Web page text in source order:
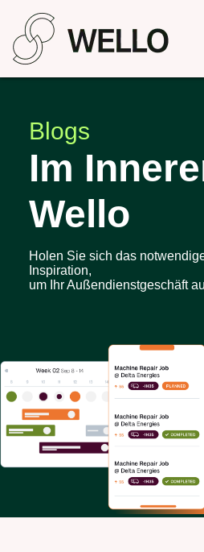
Blogs
Im
Wello
Holen Sie sich das
Inspiration,
um Ihr Außendienstgeschäft